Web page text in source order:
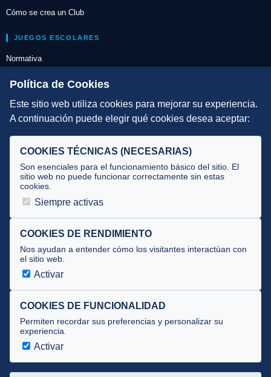
Cómo se crea un Club
JUEGOS ESCOLARES
Normativa
Escuelas de Triatlón
DIRECCIÓN TÉCNICA
Selecciones
Tecnificación
JUECES Y OFICIALES
Documentos
Cursos
Circulares oficiales
Convocatorias y Equipaciones
Av. José Atarés 101, semisótano. 50018 Zaragoza
Política de Cookies
Este sitio web utiliza cookies para mejorar su experiencia.
A continuación puede elegir qué cookies desea aceptar:
COOKIES TÉCNICAS (NECESARIAS)
Son esenciales para el funcionamiento básico del sitio. El
sitio web no puede funcionar correctamente sin estas
cookies.
Siempre activas
COOKIES DE RENDIMIENTO
Nos ayudan a entender cómo los visitantes interactúan con
el sitio web.
Activar
COOKIES DE FUNCIONALIDAD
Permiten recordar sus preferencias y personalizar su
experiencia.
Activar